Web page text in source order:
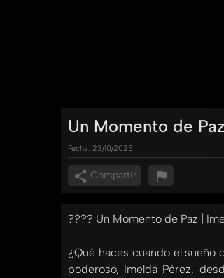
Un Momento de
Fecha: 23/10/2025
Compartir
????️ Un Momento de Paz |
¿Qué haces cuando el
poderoso, Imelda Pérez,